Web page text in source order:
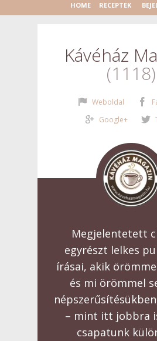
HOME RECEPTEK
Kávéház
1118
Weboldal
Google+
Megjelentetett
egyrészt lelkes
írásai, akik
és mi örömmel
– mint itt jobbra
csapatunk